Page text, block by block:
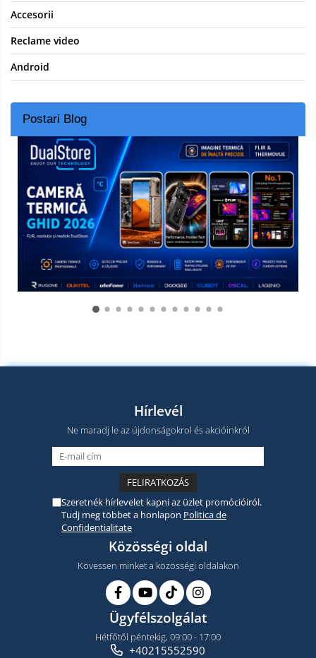
Accesorii
Reclame video
Android
Postari Blog
Hírlevél
Ne maradj le az újdonságokrol és akcióinkról
Szeretnék hírlevelet kapni az üzlet promócióiról.
Tudj meg többet a honlapon Politica de
Confidentialitate
Közösségi oldal
Kövessen minket a közösségi oldalakon
Ügyfélszolgálat
Hétfőtől péntekig, 09:00 - 17:00
+40215552590